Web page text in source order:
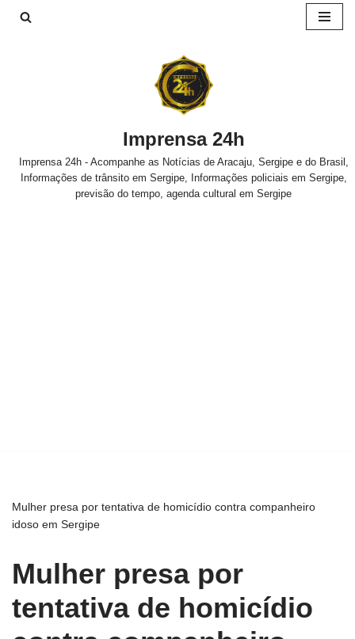
Imprensa 24h
Imprensa 24h - Acompanhe as Notícias de Aracaju, Sergipe e do Brasil,
Informações de trânsito em Sergipe, Informações policiais em Sergipe,
previsão do tempo, agenda cultural em Sergipe
Mulher presa por tentativa de homicídio contra companheiro
idoso em Sergipe
Mulher presa por
tentativa de homicídio